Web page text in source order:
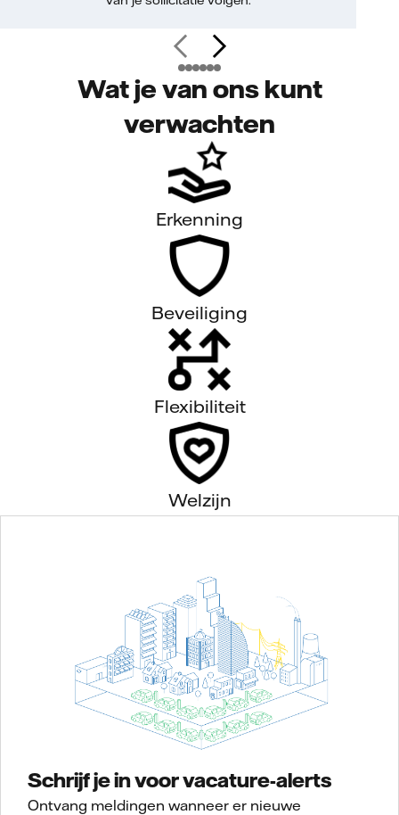
Wat je van ons kunt
verwachten
Erkenning
Beveiliging
Flexibiliteit
Welzijn
Schrijf je in voor vacature-alerts
Ontvang meldingen wanneer er nieuwe